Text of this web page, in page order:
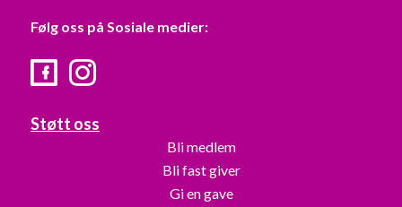
Følg oss på Sosiale medier:
FacebookInstagram
Støtt oss
Bli medlem
Bli fast giver
Gi en gave